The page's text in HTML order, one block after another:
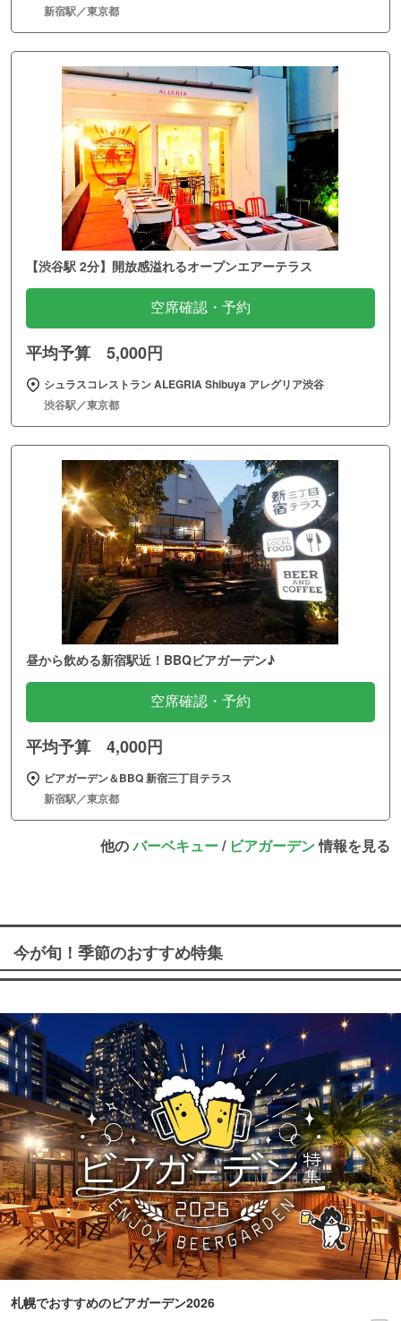
新宿駅／東京都
【渋谷駅 2分】開放感溢れるオープンエアーテラス
空席確認・予約
平均予算 5,000円
シュラスコレストラン ALEGRIA Shibuya アレグリア渋谷
渋谷駅／東京都
昼から飲める新宿駅近！BBQビアガーデン♪
空席確認・予約
平均予算 4,000円
ビアガーデン＆BBQ 新宿三丁目テラス
新宿駅／東京都
他のバーベキュー/ ビアガーデン情報を見る
今が旬！季節のおすすめ特集
札幌でおすすめのビアガーデン2026